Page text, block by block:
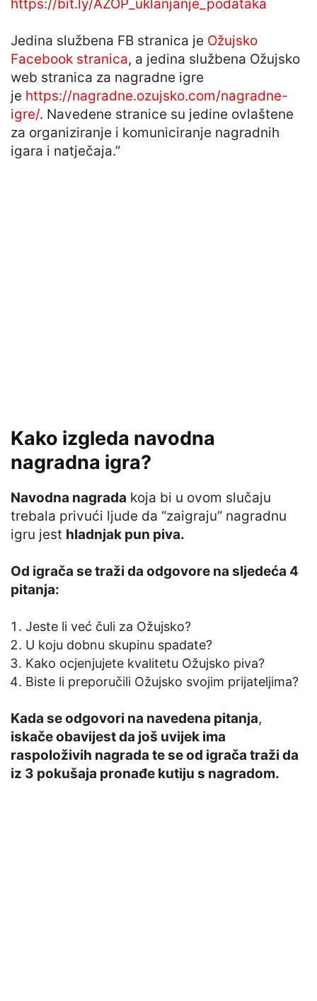
https://bit.ly/AZOP_uklanjanje_podataka
Jedina službena FB stranica je Ožujsko
Facebook stranica, a jedina službena Ožujsko
web stranica za nagradne igre
je https://nagradne.ozujsko.com/nagradne-
igre/. Navedene stranice su jedine ovlaštene
za organiziranje i komuniciranje nagradnih
igara i natječaja.”
Kako izgleda navodna
nagradna igra?
Navodna nagrada koja bi u ovom slučaju
trebala privući ljude da “zaigraju” nagradnu
igru jest hladnjak pun piva.
Od igrača se traži da odgovore na sljedeća 4
pitanja:
Jeste li već čuli za Ožujsko?
U koju dobnu skupinu spadate?
Kako ocjenjujete kvalitetu Ožujsko piva?
Biste li preporučili Ožujsko svojim prijateljima?
Kada se odgovori na navedena pitanja,
iskače obavijest da još uvijek ima
raspoloživih nagrada te se od igrača traži da
iz 3 pokušaja pronađe kutiju s nagradom.